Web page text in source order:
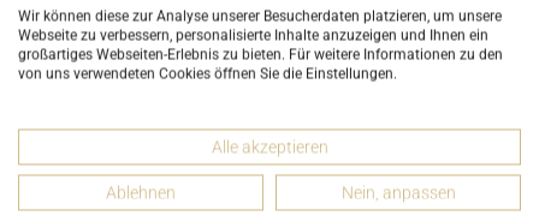
ZUSTANDSBESCHREIBUNG
EMPFEHLEN
Wir können diese zur Analyse unserer Besucherdaten platzieren, um unsere
Webseite zu verbessern, personalisierte Inhalte anzuzeigen und Ihnen ein
großartiges Webseiten-Erlebnis zu bieten. Für weitere Informationen zu den
von uns verwendeten Cookies öffnen Sie die Einstellungen.
Alle akzeptieren
Ablehnen Nein, anpassen